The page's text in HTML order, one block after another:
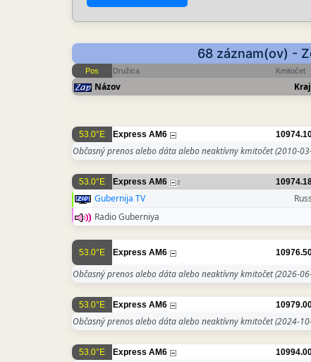
68 záznam(ov) -
Pos Družica Kmitočet
Názov
53.0°E Express AM6
Občasný prenos alebo dáta alebo neaktívny kmitočet(2010-
53.0°E Express AM6 2
Gubernija TV
Radio Guberniya
53.0°E Express AM6
Občasný prenos alebo dáta alebo neaktívny kmitočet(2026-
53.0°E Express AM6
Občasný prenos alebo dáta alebo neaktívny kmitočet(2024-
53.0°E Express AM6